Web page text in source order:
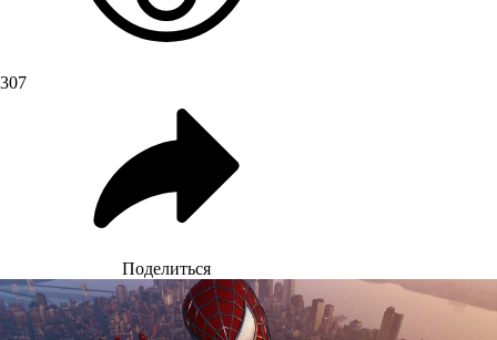
307
Поделиться